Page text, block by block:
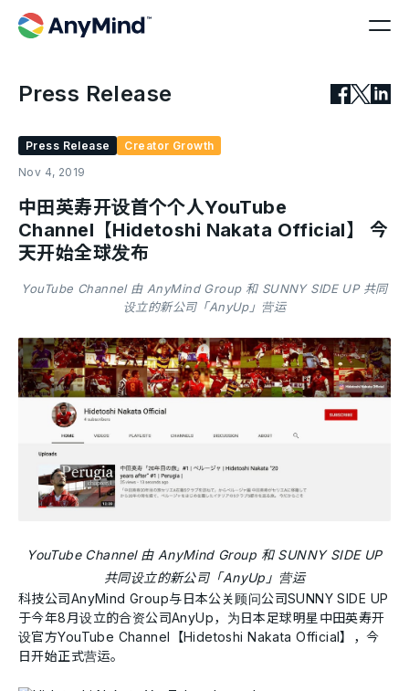
Press Release
Press Release
Creator Growth
Nov 4, 2019
中田英寿开设首个个人YouTube
Channel【Hidetoshi Nakata Official】 今
天开始全球发布
YouTube Channel 由 AnyMind Group 和 SUNNY SIDE UP 共同
设立的新公司「AnyUp」营运
YouTube Channel 由 AnyMind Group 和 SUNNY SIDE UP
共同设立的新公司「AnyUp」营运
科技公司AnyMind Group与日本公关顾问公司SUNNY SIDE UP
于今年8月设立的合资公司AnyUp，为日本足球明星中田英寿开
设官方YouTube Channel【Hidetoshi Nakata Official】，今
日开始正式营运。